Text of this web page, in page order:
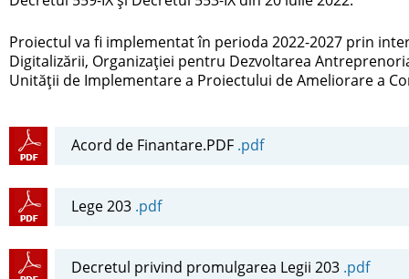
Proiectul va fi implementat în perioda 2022-2027 prin
Digitalizării, Organizaţiei pentru Dezvoltarea
Unității de Implementare a Proiectului de Ameliorare a
Acord de Finantare.PDF .pdf
Lege 203 .pdf
Decretul privind promulgarea Legii 203 .pdf